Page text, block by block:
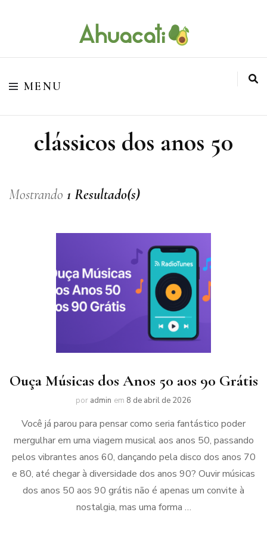
Ahuacati
O melhor da Internet em um só lugar
MENU
clássicos dos anos 50
Mostrando 1 Resultado(s)
Ouça Músicas dos Anos 50 aos 90 Grátis
por admin em 8 de abril de 2026
Você já parou para pensar como seria fantástico poder
mergulhar em uma viagem musical aos anos 50, passando
pelos vibrantes anos 60, dançando pela disco dos anos 70
e 80, até chegar à diversidade dos anos 90? Ouvir músicas
dos anos 50 aos 90 grátis não é apenas um convite à
nostalgia, mas uma forma …